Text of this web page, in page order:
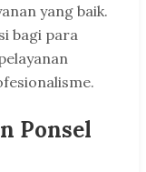
yang baik.
bagi para
Ponsel